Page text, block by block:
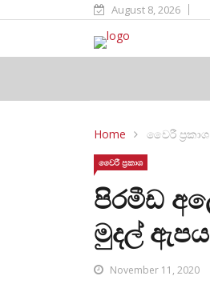
August 8, 2026
Home වෛරී ප්‍රකාශ
වෛරී ප්‍රකාශ
පිරමීඩ
මුදල්
November 11, 2020